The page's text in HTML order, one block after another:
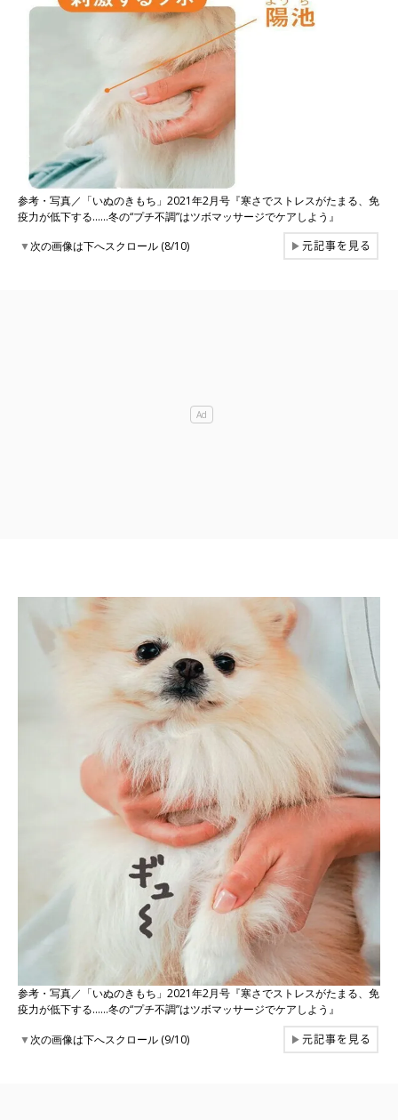
参考・写真／「いぬのきもち」2021年2月号『寒さでストレスがたまる、免
疫力が低下する……冬の“プチ不調”はツボマッサージでケアしよう』
▼次の画像は下へスクロール (8/10) ▶元記事を見る
参考・写真／「いぬのきもち」2021年2月号『寒さでストレスがたまる、免
疫力が低下する……冬の“プチ不調”はツボマッサージでケアしよう』
▼次の画像は下へスクロール (9/10) ▶元記事を見る